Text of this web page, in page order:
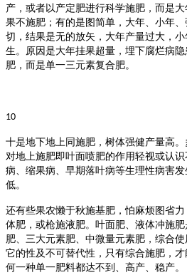
产，或者以产定肥进行科学施肥，而是
果不施肥；有的是图简单，大年、小年
切，结果是无的放矢，大年产量过大，
生。原因是大年挂果超量，埋下腐烂病
肥，而是单一三元素复合肥。
10
十是地下地上同施肥，树体强健产量高。
对地上施肥即叶面喷肥的作用轻视或认
病、缩果病、早期落叶病等生理性病害
低。
还有些果农懒于秋施基肥，怕麻烦图省
体肥，或枪施液肥。叶面肥、液体冲施
肥、三大元素肥、中微量元素肥，综合
它的性及不可替代性，只有综合施肥，
何一种单一肥料都达不到、高产、稳产。